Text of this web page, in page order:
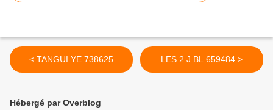
< TANGUI YE.738625 LES 2 J BL.659484 >
Hébergé par Overblog